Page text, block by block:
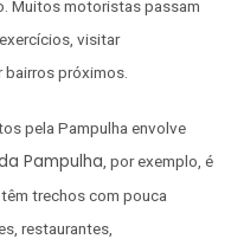
Muitos motoristas passam
visitar
próximos.
pela Pampulha envolve
Pampulha , por exemplo, é
trechos com pouca
restaurantes,